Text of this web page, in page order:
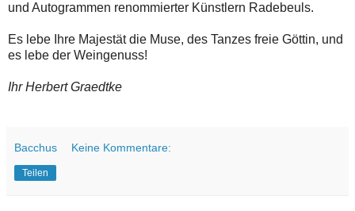
und Autogrammen renommierter Künstlern Radebeuls.
Es lebe Ihre Majestät die Muse, des Tanzes freie Göttin, und
es lebe der Weingenuss!
Ihr Herbert Graedtke
Bacchus Keine Kommentare:
Teilen